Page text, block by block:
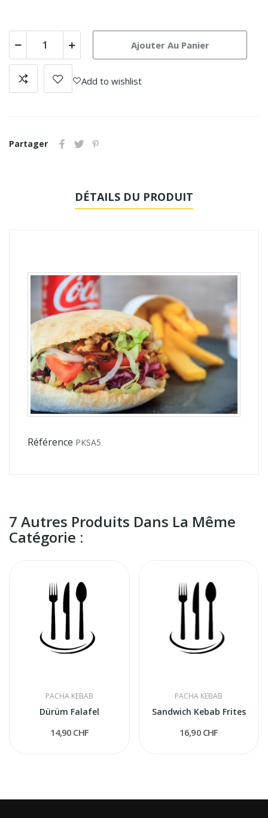
Ajouter Au Panier
Add to wishlist
Partager
DÉTAILS DU PRODUIT
Référence PKSA5
7 Autres Produits Dans La Même
Catégorie :
PACHA KEBAB
Dürüm Falafel
14,90 CHF
PACHA KEBAB
Sandwich Kebab Frites
16,90 CHF